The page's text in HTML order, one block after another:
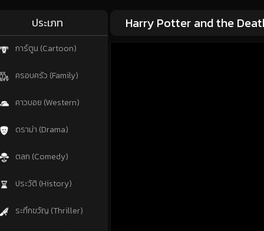
ประเภท
การ์ตูน (Cartoon)
ครอบครัว (Family)
คาวบอย (Western)
ดราม่า (Drama)
ตลก (Comedy)
ประวัติ (History)
ระทึกขวัญ (Thriller)
Harry Potter and the